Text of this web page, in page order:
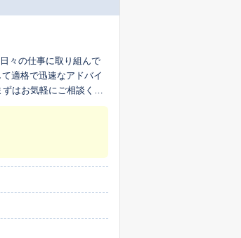
々の仕事に取り組んで
適格で迅速なアドバイ
はお気軽にご相談くだ